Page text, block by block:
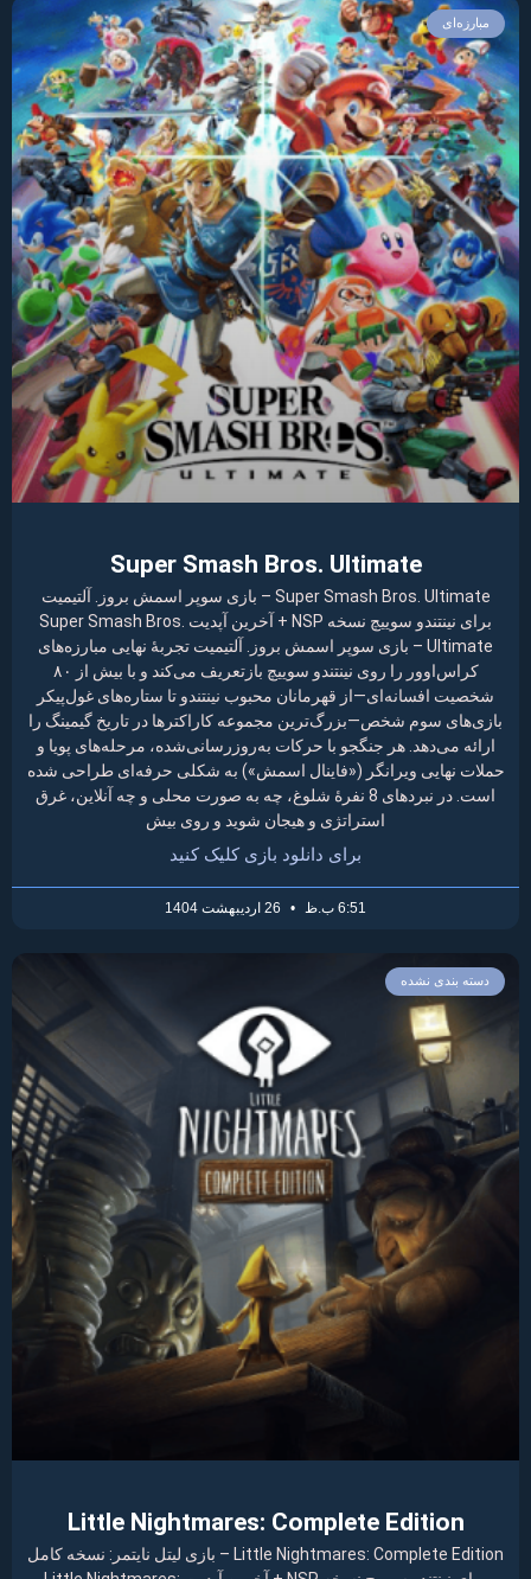
مبارزه‌ای
Super Smash Bros. Ultimate
Super Smash Bros. Ultimate – بازی سوپر اسمش بروز. آلتیمیت
برای نینتندو سوییچ نسخه NSP + آخرین آپدیت Super Smash Bros.
Ultimate – بازی سوپر اسمش بروز. آلتیمیت تجربهٔ نهایی مبارزه‌های
کراس‌اوور را روی نینتندو سوییچ بازتعریف می‌کند و با بیش از ۸۰
شخصیت افسانه‌ای—از قهرمانان محبوب نینتندو تا ستاره‌های غول‌پیکر
بازی‌های سوم شخص—بزرگ‌ترین مجموعه کاراکترها در تاریخ گیمینگ را
ارائه می‌دهد. هر جنگجو با حرکات به‌روزرسانی‌شده، مرحله‌های پویا و
حملات نهایی ویرانگر («فاینال اسمش») به شکلی حرفه‌ای طراحی شده
است. در نبردهای 8 نفرهٔ شلوغ، چه به صورت محلی و چه آنلاین، غرق
استراتژی و هیجان شوید و روی بیش
برای دانلود بازی کلیک کنید
6:51 ب.ظ
دسته بندی نشده
Little Nightmares: Complete Edition
Little Nightmares: Complete Edition – بازی لیتل نایتمر: نسخه کامل